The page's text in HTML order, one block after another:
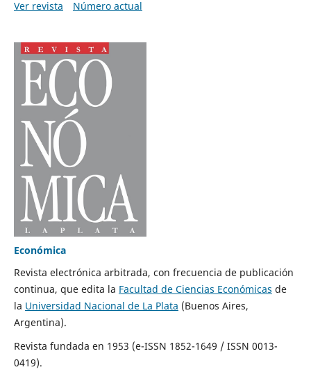
Ver revista Número actual
Económica
Revista electrónica arbitrada, con frecuencia de publicación
continua, que edita la Facultad de Ciencias Económicas de
la Universidad Nacional de La Plata (Buenos Aires,
Argentina).
Revista fundada en 1953 (e-ISSN 1852-1649 / ISSN 0013-
0419).